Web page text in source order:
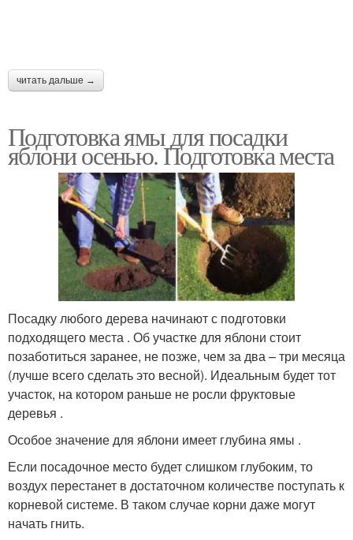
читать дальше →
Подготовка ямы для посадки
яблони осенью. Подготовка места
Посадку любого дерева начинают с подготовки
подходящего места . Об участке для яблони стоит
позаботиться заранее, не позже, чем за два – три месяца
(лучше всего сделать это весной). Идеальным будет тот
участок, на котором раньше не росли фруктовые
деревья .
Особое значение для яблони имеет глубина ямы .
Если посадочное место будет слишком глубоким, то
воздух перестанет в достаточном количестве поступать к
корневой системе. В таком случае корни даже могут
начать гнить.